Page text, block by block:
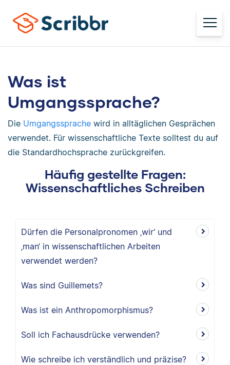
Was ist
Umgangssprache?
Die Umgangssprache wird in alltäglichen Gesprächen
verwendet. Für wissenschaftliche Texte solltest du auf
die Standardhochsprache zurückgreifen.
Häufig gestellte Fragen:
Wissenschaftliches Schreiben
Dürfen die Personalpronomen ‚wir‘ und
‚man‘ in wissenschaftlichen Arbeiten
verwendet werden?
Was sind Guillemets?
Was ist ein Anthropomorphismus?
Soll ich Fachausdrücke verwenden?
Wie schreibe ich verständlich und präzise?